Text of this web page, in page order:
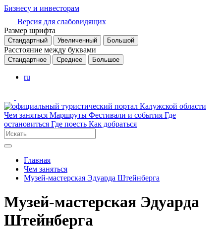
Бизнесу и инвесторам
Версия для слабовидящих
Размер шрифта
Стандартный Увеличенный Большой
Расстояние между буквами
Стандартное Среднее Большое
ru
Чем заняться Маршруты Фестивали и события Где
остановиться Где поесть Как добраться
Главная
Чем заняться
Музей-мастерская Эдуарда Штейнберга
Музей-мастерская Эдуарда
Штейнберга